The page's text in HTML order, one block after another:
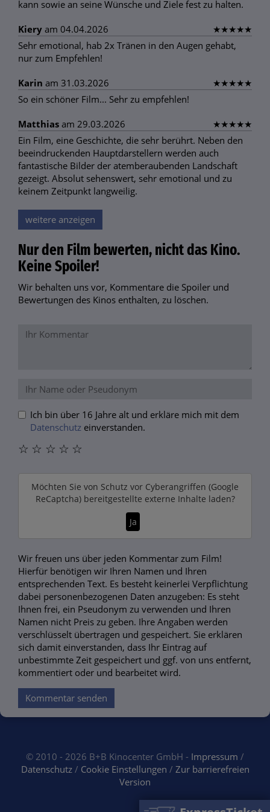
kann sowie an seine Wünsche und Ziele fest zu halten.
Kiery am 04.04.2026 ★★★★★
Sehr emotional, hab 2x Tränen in den Augen gehabt,
nur zum Empfehlen!
Karin am 31.03.2026 ★★★★★
So ein schöner Film... Sehr zu empfehlen!
Matthias am 29.03.2026 ★★★★★
Ein Film, eine Geschichte, die sehr berührt. Neben den
beeindruckenden Hauptdarstellern werden auch
fantastische Bilder der atemberaubenden Landschaft
gezeigt. Absolut sehenswert, sehr emotional und zu
keinem Zeitpunkt langweilig.
weitere anzeigen
Nur den Film bewerten, nicht das Kino.
Keine Spoiler!
Wir behalten uns vor, Kommentare die Spoiler und
Bewertungen des Kinos enthalten, zu löschen.
Ich bin über 16 Jahre alt und erkläre mich mit dem
Datenschutz einverstanden.
☆
☆
☆
☆
☆
Möchten Sie von Schutz vor Cyberangriffen (Google
ReCaptcha)bereitgestellte externe Inhalte laden?
Ja
Wir freuen uns über jeden Kommentar zum Film!
Hierfür benötigen wir Ihren Namen und Ihren
entsprechenden Text. Es besteht keinerlei Verpflichtung
dabei personenbezogenen Daten anzugeben: Es steht
Ihnen frei, ein Pseudonym zu verwenden und Ihren
Namen nicht Preis zu geben. Ihre Angaben werden
verschlüsselt übertragen und gespeichert. Sie erklären
sich damit einverstanden, dass Ihr Eintrag auf
unbestimmte Zeit gespeichert und ggf. von uns entfernt,
kommentiert oder und bearbeitet wird.
Kommentar senden
© 2010 - 2026 B+B Kinocenter GmbH - Impressum /
Datenschutz/ Cookie Einstellungen / Zur barrierefreien
Version